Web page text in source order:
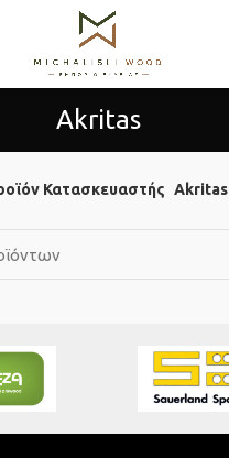
Akritas
Κατασκευαστής Akritas